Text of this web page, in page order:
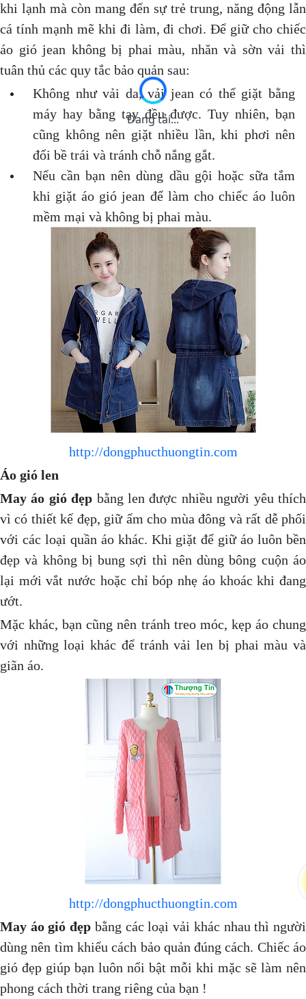
khi lạnh mà còn mang đến sự trẻ trung, năng động lẫn
cá tính mạnh mẽ khi đi làm, đi chơi. Để giữ cho chiếc
áo gió jean không bị phai màu, nhăn và sờn vải thì
tuân thủ các quy tắc bảo quản sau:
Không như vải da, vải jean có thể giặt bằng
máy hay bằng tay đều được. Tuy nhiên, bạn
cũng không nên giặt nhiều lần, khi phơi nên
đổi bề trái và tránh chỗ nắng gắt.
Nếu cần bạn nên dùng dầu gội hoặc sữa tắm
khi giặt áo gió jean để làm cho chiếc áo luôn
mềm mại và không bị phai màu.
http://dongphucthuongtin.com
Áo gió len
May áo gió đẹp bằng len được nhiều người yêu thích
vì có thiết kế đẹp, giữ ấm cho mùa đông và rất dễ phối
với các loại quần áo khác. Khi giặt để giữ áo luôn bền
đẹp và không bị bung sợi thì nên dùng bông cuộn áo
lại mới vắt nước hoặc chỉ bóp nhẹ áo khoác khi đang
ướt.
Mặc khác, bạn cũng nên tránh treo móc, kẹp áo chung
với những loại khác để tránh vải len bị phai màu và
giãn áo.
http://dongphucthuongtin.com
May áo gió đẹp bằng các loại vải khác nhau thì người
dùng nên tìm khiểu cách bảo quản đúng cách. Chiếc áo
gió đẹp giúp bạn luôn nổi bật mỗi khi mặc sẽ làm nên
phong cách thời trang riêng của bạn !
Đang tải...